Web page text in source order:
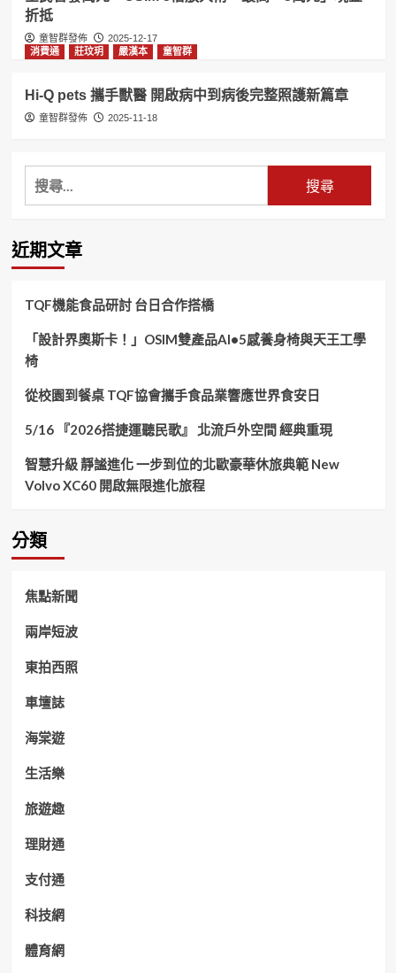
折抵
童智群發佈
2025-12-17
消費通
莊玟玥 嚴漢本 童智群
Hi-Q pets 攜手獸醫 開啟病中到病後完整照護新篇章
童智群發佈 2025-11-18
搜
尋
鍵
字:
近期文章
TQF機能食品研討 台日合作搭橋
「設計界奧斯卡！」OSIM雙產品AI•5感養身椅與天王工學
椅
從校園到餐桌 TQF協會攜手食品業響應世界食安日
5/16 『2026搭捷運聽民歌』 北流戶外空間 經典重現
智慧升級 靜謐進化 一步到位的北歐豪華休旅典範 New
Volvo XC60 開啟無限進化旅程
分類
焦點新聞
兩岸短波
東拍西照
車壇誌
海棠遊
生活樂
旅遊趣
理財通
支付通
科技網
體育網